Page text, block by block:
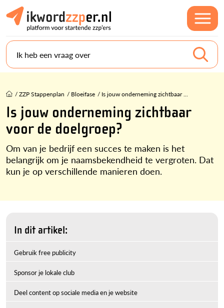
Ik heb een vraag over
/ZZP Stappenplan / Bloeifase / Is jouw onderneming zichtbaar ...
Is jouw onderneming zichtbaar
voor de doelgroep?
Om van je bedrijf een succes te maken is het
belangrijk om je naamsbekendheid te vergroten. Dat
kun je op verschillende manieren doen.
In dit artikel:
Gebruik free publicity
Sponsor je lokale club
Deel content op sociale media en je website